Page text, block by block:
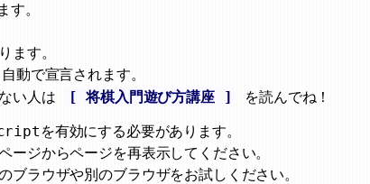
。
ます。
動で宣言されます。
い人は
[ 将棋入門遊び方講座 ]
を読んでね！
を有効にする必要があります。
ージからページを再表示してください。
ブラウザや別のブラウザをお試しください。